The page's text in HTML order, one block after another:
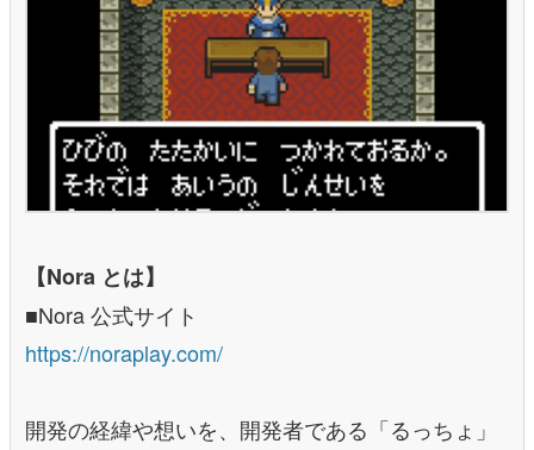
【Nora とは】
■Nora 公式サイト
https://noraplay.com/
開発の経緯や想いを、開発者である「るっちょ」